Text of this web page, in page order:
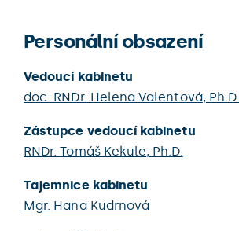
Personální obsazení
Vedoucí kabinetu
doc. RNDr. Helena Valentová, Ph.D.
Zástupce vedoucí kabinetu
RNDr.Tomáš Kekule, Ph.D.
Tajemnice kabinetu
Mgr. Hana Kudrnová